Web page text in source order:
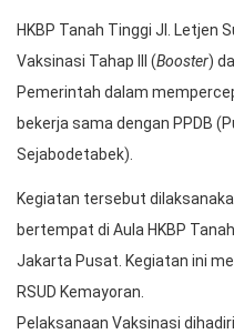
HKBP Tanah Tinggi Jl. Letjen
Vaksinasi Tahap III (Booster)
Pemerintah dalam
bekerja sama dengan PPDB
Sejabodetabek).
Kegiatan tersebut
bertempat di Aula HKBP
Jakarta Pusat. Kegiatan ini
RSUD Kemayoran.
Pelaksanaan Vaksinasi